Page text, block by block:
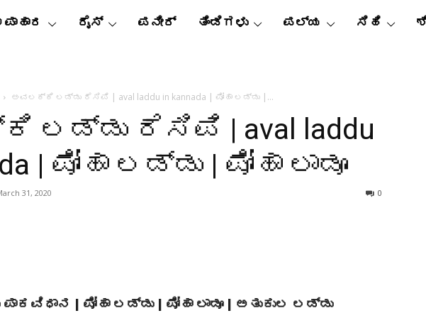
ರೈಸ್ ಪನೀರ್ ತಿಂಡಿಗಳು ಪಲ್ಯ ಸಿಹಿ
ಅವಲಕ್ಕಿ ಲಡ್ಡು ರೆಸಿಪಿ | aval laddu in kannada | ಪೋಹಾ ಲಡ್ಡು |...
ರೆಸಿಪಿ | aval laddu
| ಪೋಹಾ ಲಡ್ಡು | ಪೋಹಾ ಲಾಡೂ
31, 2020 0
| ಪೋಹಾ ಲಡ್ಡು | ಪೋಹಾ ಲಾಡೂ | ಅತುಕುಲ ಲಡ್ಡು